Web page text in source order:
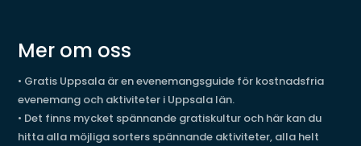
Mer om oss
• Gratis Uppsala är en evenemangsguide för kostnadsfria
evenemang och aktiviteter i Uppsala län.
• Det finns mycket spännande gratiskultur och här kan du
hitta alla möjliga sorters spännande aktiviteter, alla helt